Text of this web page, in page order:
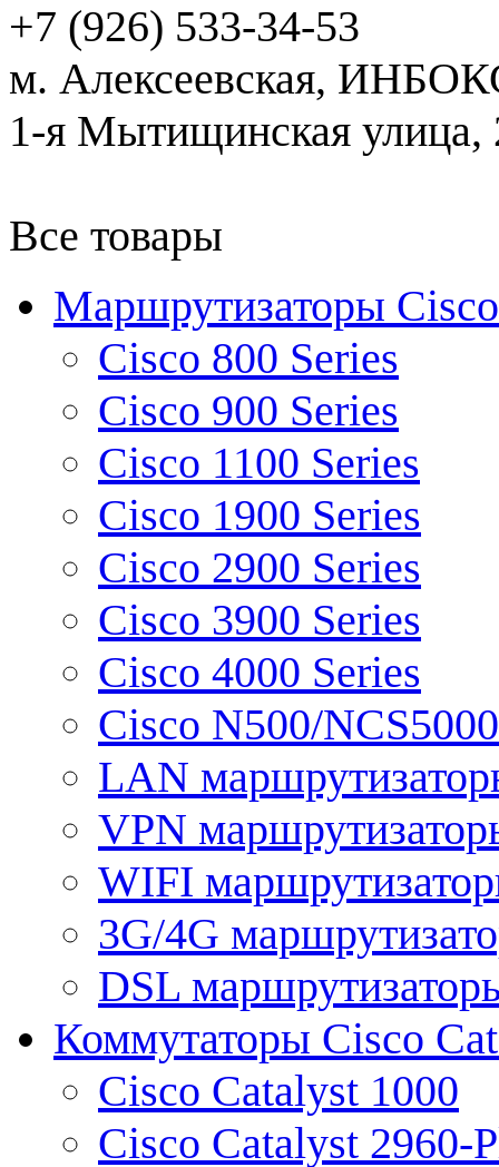
+7 (926) 533-34-53
м. Алексеевская,
1-я Мытищинская улица,
Все товары
Маршрутизаторы Cisco
Cisco 800 Series
Cisco 900 Series
Cisco 1100 Series
Cisco 1900 Series
Cisco 2900 Series
Cisco 3900 Series
Cisco 4000 Series
Cisco N500/
LAN
VPN
WIFI
3G/4G
DSL
Коммутаторы Cisco
Cisco Catalyst 1000
Cisco Catalyst 2960-